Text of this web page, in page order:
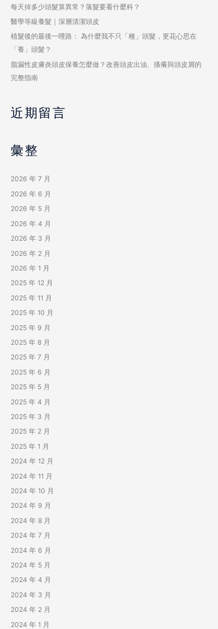
每天掉多少頭髮算異常？落髮要看什麼科？
醫學等級養髮｜深層清潔頭皮
植髮後的最後一哩路： 為什麼我不只「種」頭髮，更花心思在
「養」頭髮？
脂漏性皮膚炎頭皮保養怎麼做？改善頭皮出油、搔癢與頭皮屑的
完整指南
近期留言
彙整
2026 年 7 月
2026 年 6 月
2026 年 5 月
2026 年 4 月
2026 年 3 月
2026 年 2 月
2026 年 1 月
2025 年 12 月
2025 年 11 月
2025 年 10 月
2025 年 9 月
2025 年 8 月
2025 年 7 月
2025 年 6 月
2025 年 5 月
2025 年 4 月
2025 年 3 月
2025 年 2 月
2025 年 1 月
2024 年 12 月
2024 年 11 月
2024 年 10 月
2024 年 9 月
2024 年 8 月
2024 年 7 月
2024 年 6 月
2024 年 5 月
2024 年 4 月
2024 年 3 月
2024 年 2 月
2024 年 1 月